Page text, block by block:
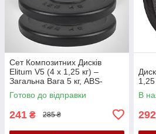
Сет Композитних Дисків
Elitum V5 (4 х 1,25 кг) –
Загальна Вага 5 кг, ABS-
Покриття, Діаметр 31 мм
Готово до відправки
241 ₴ 285 ₴
1,25
В
292